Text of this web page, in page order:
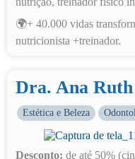
🌍+ 40.000 vidas
nutricionista +treinador.
Dra. Ana
Estética e Beleza
Desconto: de até 50%